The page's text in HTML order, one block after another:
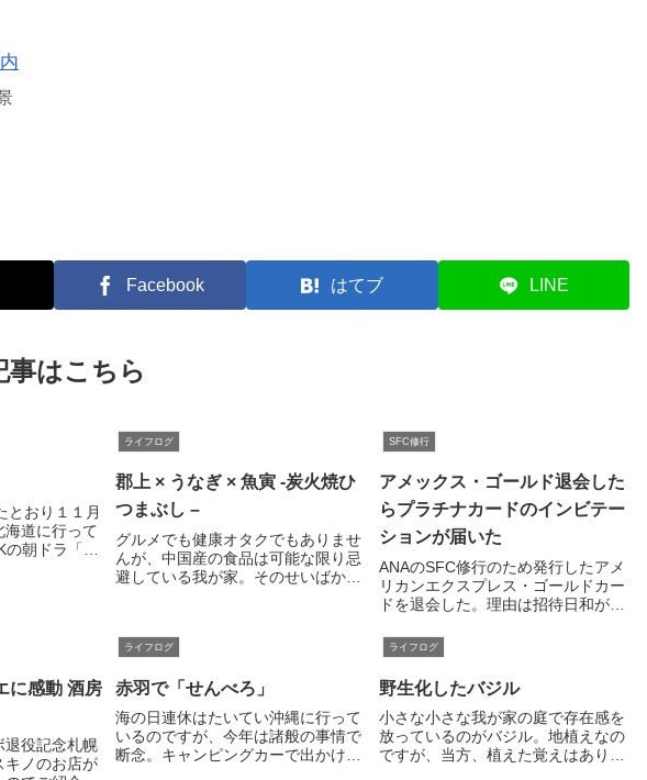
Facebook はてブ LINE
事はこちら
とおり１１月
海道に行って
朝ドラ「マ
ライフログ
郡上 × うなぎ × 魚寅 -炭火焼ひ
つまぶし –
グルメでも健康オタクでもありませ
んが、中国産の食品は可能な限り忌
避している我が家。そのせいばかり
をついたばかり。あれ、でも、よく
SFC修行
アメックス・ゴールド退会した
らプラチナカードのインビテー
ションが届いた
ANAのSFC修行のため発行したアメ
リカンエクスプレス・ゴールドカー
ドを退会した。理由は招待日和が期
と、プライオリティパスの利用が年
2回に限られること。退会したら、
すぐにプラチナカードのインビテー
ションが届いた。
に感動 酒房
退役記念札幌
キノのお店が
ライフログ
赤羽で「せんべろ」
海の日連休はたいてい沖縄に行って
いるのですが、今年は諸般の事情で
断念。キャンピングカーで出かけよ
ライフログ
野生化したバジル
小さな小さな我が家の庭で存在感を
放っているのがバジル。地植えなの
ですが、当方、植えた覚えはありま